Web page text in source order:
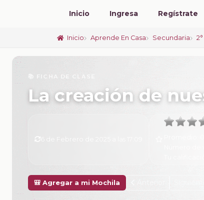
Inicio Ingresa Regístrate
Inicio Aprende En Casa Secundaria
📚 FICHA DE CLASE
La creación de
🎒 Agregar a mi Mochila